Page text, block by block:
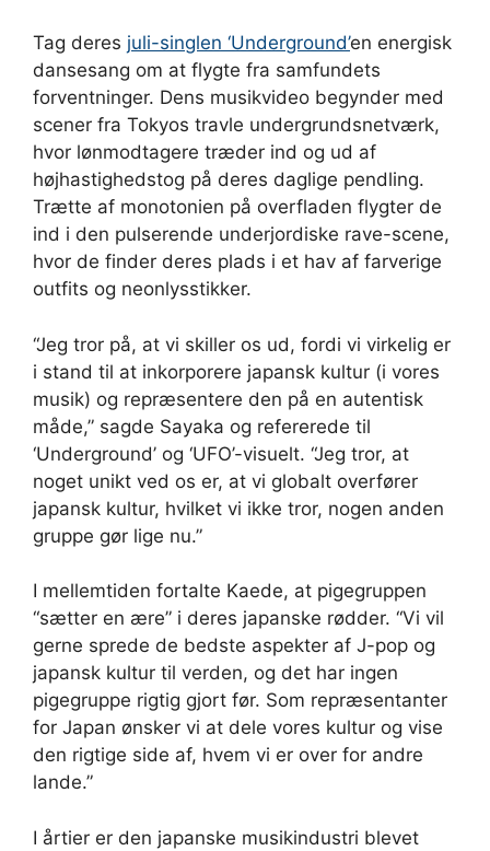
Tag deres juli-singlen ‘Underground’en energisk
dansesang om at flygte fra samfundets
forventninger. Dens musikvideo begynder med
scener fra Tokyos travle undergrundsnetværk,
hvor lønmodtagere træder ind og ud af
højhastighedstog på deres daglige pendling.
Trætte af monotonien på overfladen flygter de
ind i den pulserende underjordiske rave-scene,
hvor de finder deres plads i et hav af farverige
outfits og neonlysstikker.
“Jeg tror på, at vi skiller os ud, fordi vi virkelig er
i stand til at inkorporere japansk kultur (i vores
musik) og repræsentere den på en autentisk
måde,” sagde Sayaka og refererede til
‘Underground’ og ‘UFO’-visuelt. “Jeg tror, ​​at
noget unikt ved os er, at vi globalt overfører
japansk kultur, hvilket vi ikke tror, ​​nogen anden
gruppe gør lige nu.”
I mellemtiden fortalte Kaede, at pigegruppen
“sætter en ære” i deres japanske rødder. “Vi vil
gerne sprede de bedste aspekter af J-pop og
japansk kultur til verden, og det har ingen
pigegruppe rigtig gjort før. Som repræsentanter
for Japan ønsker vi at dele vores kultur og vise
den rigtige side af, hvem vi er over for andre
lande.”
I årtier er den japanske musikindustri blevet